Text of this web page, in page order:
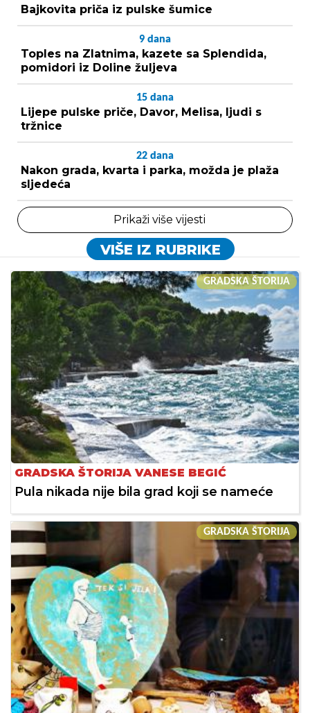
Bajkovita priča iz pulske šumice
9 dana
Toples na Zlatnima, kazete sa Splendida,
pomidori iz Doline žuljeva
15 dana
Lijepe pulske priče, Davor, Melisa, ljudi s
tržnice
22 dana
Nakon grada, kvarta i parka, možda je plaža
sljedeća
Prikaži više vijesti
VIŠE IZ RUBRIKE
GRADSKA ŠTORIJA
GRADSKA ŠTORIJA VANESE BEGIĆ
Pula nikada nije bila grad koji se nameće
GRADSKA ŠTORIJA